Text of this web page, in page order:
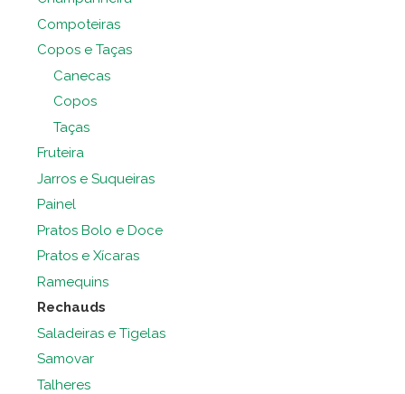
Compoteiras
Copos e Taças
Canecas
Copos
Taças
Fruteira
Jarros e Suqueiras
Painel
Pratos Bolo e Doce
Pratos e Xícaras
Ramequins
Rechauds
Saladeiras e Tigelas
Samovar
Talheres